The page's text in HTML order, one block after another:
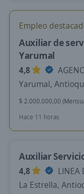
Empleo
Auxiliar de
Yarumal
4,8
Yarumal,
$ 2.000.000,00
Hace 11 horas
Auxiliar
4,8
LINEA
La Estrella,